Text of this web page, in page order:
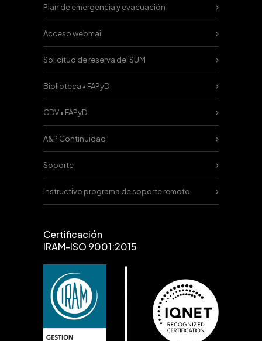
Plan de emergencia y evacuación
Acceso webmail
Solicitud de reserva del SUM
Biblioteca • FAPyD
CDV • FAPyD
A&P Continuidad
Soporte
Instructivo programa de soporte remoto
Certificación
IRAM-ISO 9001:2015